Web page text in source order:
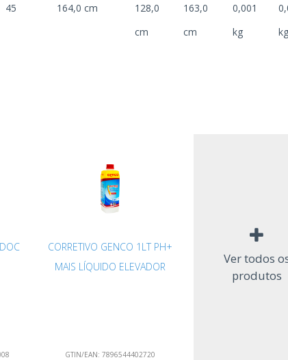
45 164,0 cm
128,0
cm
163,0
cm
0,001
kg
kg
CORRETIVO GENCO 1LT PH+
MAIS LÍQUIDO ELEVADOR
GTIN/EAN: 7896544402720
Ver todos
produtos